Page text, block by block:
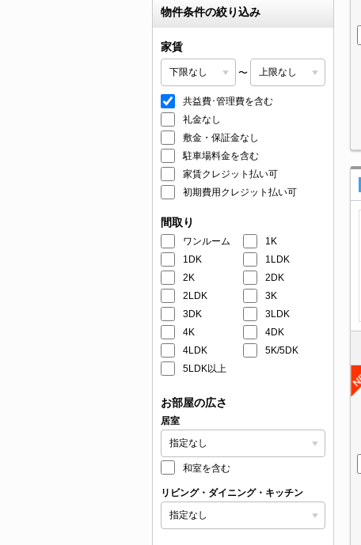
物件条件の絞り込み
家賃
〜
共益費･管理費を含む
礼金なし
敷金・保証金なし
駐車場料金を含む
家賃クレジット払い可
初期費用クレジット払い可
間取り
ワンルーム
1K
1DK
1LDK
2K
2DK
2LDK
3K
3DK
3LDK
4K
4DK
4LDK
5K/5DK
5LDK以上
お部屋の広さ
居室
和室を含む
リビング・ダイニング・キッチン